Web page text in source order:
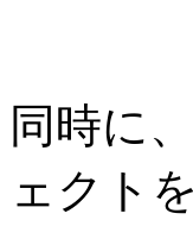
同時に
ェクト